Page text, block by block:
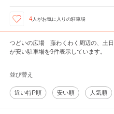
4 人がお気に入りの駐車場
つどいの広場 藤わくわく周辺の、土
が安い駐車場を9件表示しています。
並び替え
近い特P順 安い順 人気順